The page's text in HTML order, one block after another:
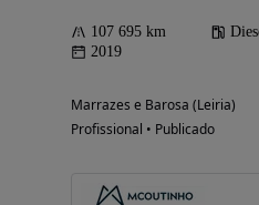
107 695 km
2019
Marrazes e Barosa (Leiria)
Profissional • Publicado